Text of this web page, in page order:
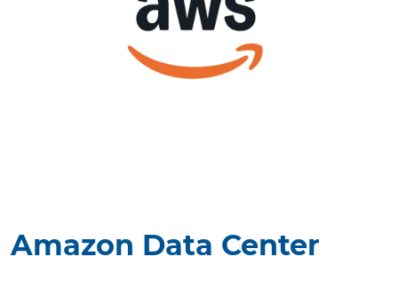
Amazon Data Center